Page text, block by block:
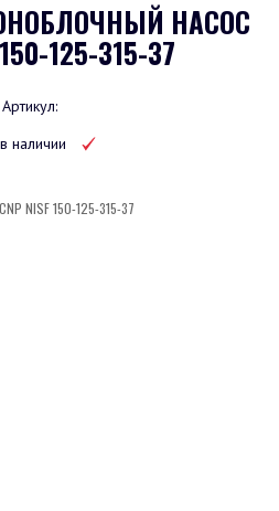
НАСОС
125-315-37
Артикул:
наличии